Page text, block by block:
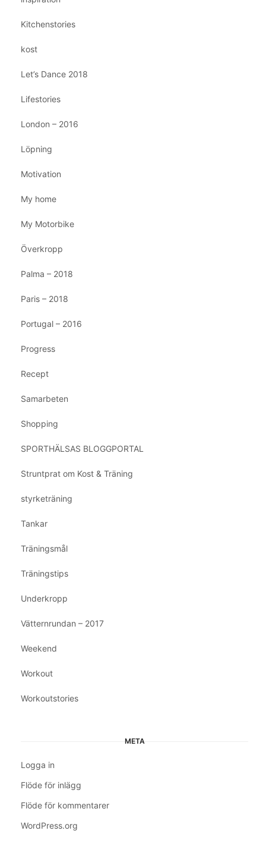
Kitchenstories
kost
Let’s Dance 2018
Lifestories
London – 2016
Löpning
Motivation
My home
My Motorbike
Överkropp
Palma – 2018
Paris – 2018
Portugal – 2016
Progress
Recept
Samarbeten
Shopping
SPORTHÄLSAS BLOGGPORTAL
Struntprat om Kost & Träning
styrketräning
Tankar
Träningsmål
Träningstips
Underkropp
Vätternrundan – 2017
Weekend
Workout
Workoutstories
META
Logga in
Flöde för inlägg
Flöde för kommentarer
WordPress.org